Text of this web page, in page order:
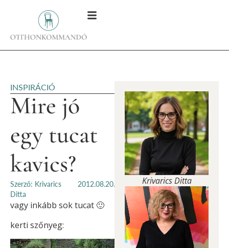
INSPIRÁCIÓ
Mire jó
egy tucat
kavics?
Szerző: Krivarics
Ditta
2012.08.20.
vagy inkább sok tucat 🙂
kerti szőnyeg:
Krivarics Ditta